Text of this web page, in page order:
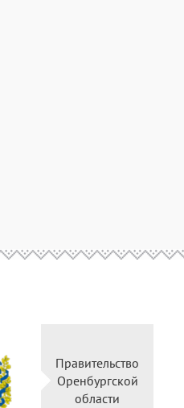
Правительство
Оренбургской
области